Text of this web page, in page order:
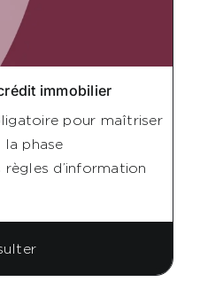
immobilier
pour maîtriser
la phase
d’information